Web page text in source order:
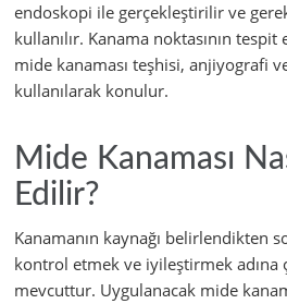
endoskopi ile gerçekleştirilir ve
kullanılır. Kanama noktasının
mide kanaması teşhisi, anjiyografi
kullanılarak konulur.
Mide Kanaması
Edilir?
Kanamanın kaynağı belirlendikten
kontrol etmek ve iyileştirmek adına
mevcuttur. Uygulanacak mide